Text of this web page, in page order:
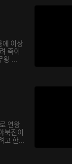
에 이상
죽이
왕 ...
연왕
북진이
고 한...